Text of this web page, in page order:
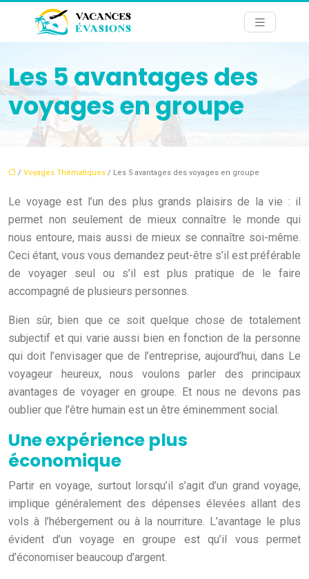
Les 5 avantages des
voyages en groupe
/ Voyages Thématiques / Les 5 avantages des voyages en groupe
Le voyage est l’un des plus grands plaisirs de la vie : il
permet non seulement de mieux connaître le monde qui
nous entoure, mais aussi de mieux se connaître soi-même.
Ceci étant, vous vous demandez peut-être s’il est préférable
de voyager seul ou s’il est plus pratique de le faire
accompagné de plusieurs personnes.
Bien sûr, bien que ce soit quelque chose de totalement
subjectif et qui varie aussi bien en fonction de la personne
qui doit l’envisager que de l’entreprise, aujourd’hui, dans Le
voyageur heureux, nous voulons parler des principaux
avantages de voyager en groupe. Et nous ne devons pas
oublier que l’être humain est un être éminemment social.
Une expérience plus
économique
Partir en voyage, surtout lorsqu’il s’agit d’un grand voyage,
implique généralement des dépenses élevées allant des
vols à l’hébergement ou à la nourriture. L’avantage le plus
évident d’un voyage en groupe est qu’il vous permet
d’économiser beaucoup d’argent.